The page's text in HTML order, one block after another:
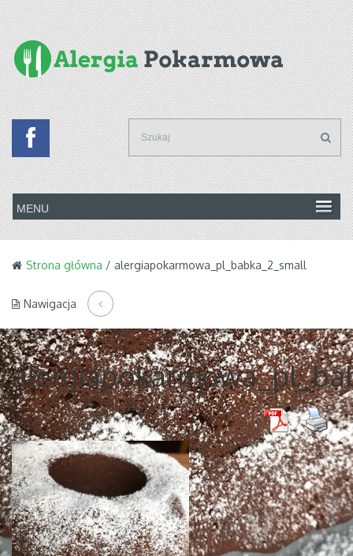
Strona główna / alergiapokarmowa_pl_babka_2_small
Nawigacja